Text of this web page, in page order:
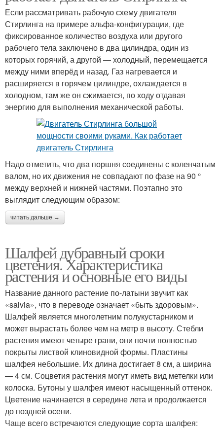
Если рассматривать рабочую схему двигателя
Стирлинга на примере альфа-конфигурации, где
фиксированное количество воздуха или другого
рабочего тела заключено в два цилиндра, один из
которых горячий, а другой — холодный, перемещается
между ними вперёд и назад. Газ нагревается и
расширяется в горячем цилиндре, охлаждается в
холодном, там же он сжимается, по ходу отдавая
энергию для выполнения механической работы.
Надо отметить, что два поршня соединены с коленчатым
валом, но их движения не совпадают по фазе на 90 °
между верхней и нижней частями. Поэтапно это
выглядит следующим образом:
читать дальше →
Шалфей дубравный сроки
цветения. Характеристика
растения и основные его виды
Название данного растение по-латыни звучит как
«salvia», что в переводе означает «быть здоровым».
Шалфей является многолетним полукустарником и
может вырастать более чем на метр в высоту. Стебли
растения имеют четыре грани, они почти полностью
покрыты листвой клиновидной формы. Пластины
шалфея небольшие. Их длина достигает 8 см, а ширина
— 4 см. Соцветия растения могут иметь вид метелки или
колоска. Бутоны у шалфея имеют насыщенный оттенок.
Цветение начинается в середине лета и продолжается
до поздней осени.
Чаще всего встречаются следующие сорта шалфея: